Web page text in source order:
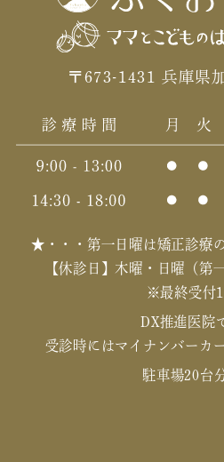
〒673-1431 兵庫県
★・・・第一日曜は矯正診療
【休診日】木曜・日曜（第
※最終受付
DX推進医院
受診時にはマイナンバーカ
駐車場20台